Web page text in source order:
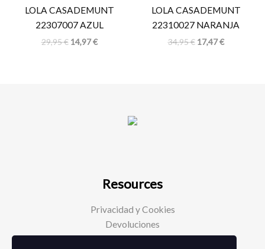
LOLA CASADEMUNT
22307007 AZUL
29,95€
29,95 €.
14,97€
14,97 €.
LOLA CASADEMUNT
22310027 NARANJA
34,95€
34,95 €.
17,47€
17,47 €.
Resources
Privacidad y Cookies
Devoluciones